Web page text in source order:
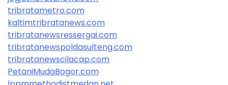
tribratametro.com
kaltimtribratanews.com
tribratanewsressergai.com
tribratanewspoldasulteng.com
tribratanewscilacap.com
PetaniMudaBogor.com